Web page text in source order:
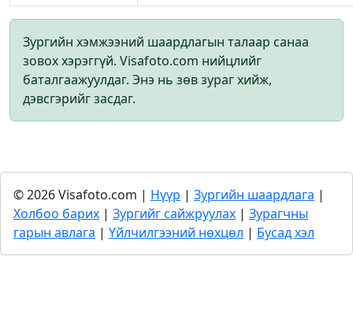
Зургийн хэмжээний шаардлагын талаар санаа
зовох хэрэггүй. Visafoto.com нийцлийг
баталгаажуулдаг. Энэ нь зөв зураг хийж,
дэвсгэрийг засдаг.
© 2026 Visafoto.com | Нүүр | Зургийн шаардлага |
Холбоо барих | Зургийг сайжруулах | Зурагчны
гарын авлага | Үйлчилгээний нөхцөл | Бусад хэл